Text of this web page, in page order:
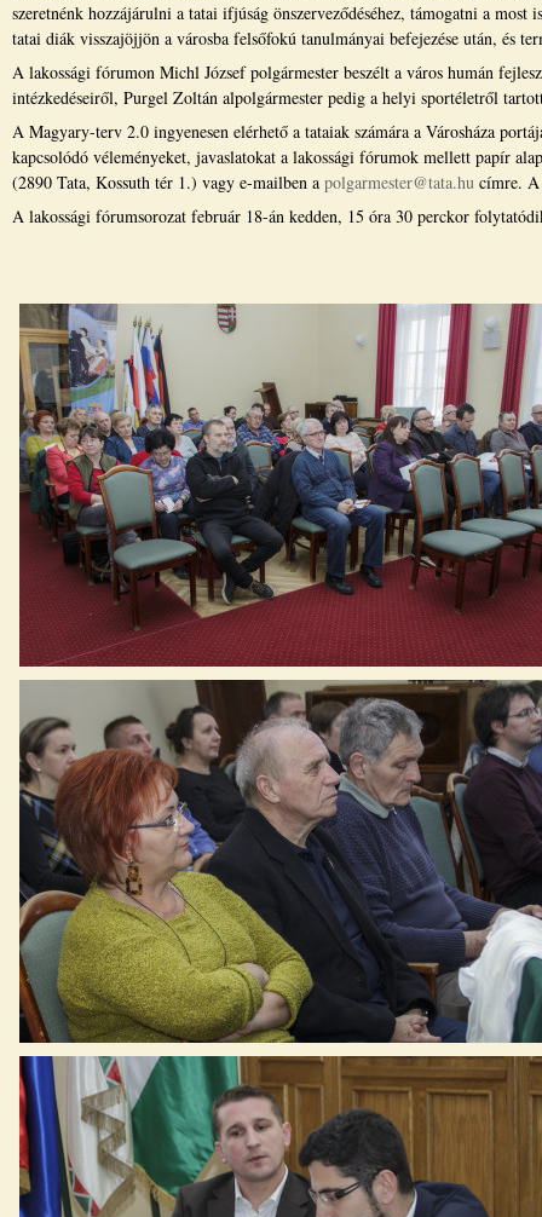
szeretnénk hozzájárulni a tatai ifjúság önszerveződéséhez, támogatni a
tatai diák visszajöjjön a városba felsőfokú tanulmányai befejezése után, és
A lakossági fórumon Michl József polgármester beszélt a város humán
intézkedéseiről, Purgel Zoltán alpolgármester pedig a helyi sportéletről
A Magyary-terv 2.0 ingyenesen elérhető a tataiak számára a Városháza
kapcsolódó véleményeket, javaslatokat a lakossági fórumok mellett papír
(2890 Tata, Kossuth tér 1.) vagy e-mailben a polgarmester@tata.hu címre. A
A lakossági fórumsorozat február 18-án kedden, 15 óra 30 perckor